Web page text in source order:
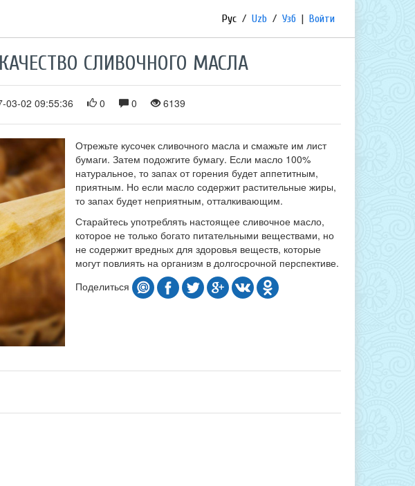
Рус / Uzb / Узб | Войти
СЛИВОЧНОГО МАСЛА
03-02 09:55:36 0 0 6139
Отрежьте кусочек сливочного масла и смажьте им лист
бумаги. Затем подожгите бумагу. Если масло 100%
натуральное, то запах от горения будет аппетитным,
приятным. Но если масло содержит растительные жиры,
то запах будет неприятным, отталкивающим.
Старайтесь употреблять настоящее сливочное масло,
которое не только богато питательными веществами, но
не содержит вредных для здоровья веществ, которые
могут повлиять на организм в долгосрочной перспективе.
Поделиться